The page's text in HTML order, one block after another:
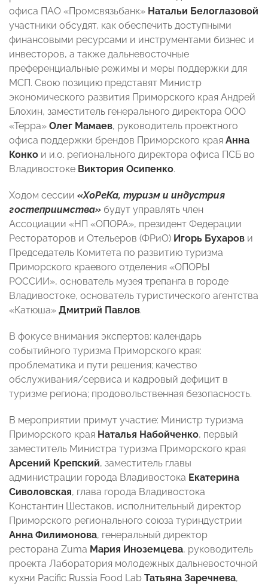
офиса ПАО «Промсвязьбанк» Натальи Белоглазовой
участники обсудят, как обеспечить доступными
финансовыми ресурсами и инструментами бизнес и
инвесторов, а также дальневосточные
преференциальные режимы и меры поддержки для
МСП. Свою позицию представят Министр
экономического развития Приморского края Андрей
Блохин, заместитель генерального директора ООО
«Терра» Олег Мамаев, руководитель проектного
офиса поддержки брендов Приморского края Анна
Конко и и.о. регионального директора офиса ПСБ во
Владивостоке Виктория Осипенко.
Ходом сессии «ХоРеКа, туризм и индустрия
гостеприимства» будут управлять член
Ассоциации «НП «ОПОРА», президент Федерации
Рестораторов и Отельеров (ФРиО) Игорь Бухаров и
Председатель Комитета по развитию туризма
Приморского краевого отделения «ОПОРЫ
РОССИИ», основатель музея трепанга в городе
Владивостоке, основатель туристического агентства
«Катюша» Дмитрий Павлов.
В фокусе внимания экспертов: календарь
событийного туризма Приморского края:
проблематика и пути решения; качество
обслуживания/сервиса и кадровый дефицит в
туризме региона; продовольственная безопасность.
В мероприятии примут участие: Министр туризма
Приморского края Наталья Набойченко, первый
заместитель Министра туризма Приморского края
Арсений Крепский, заместитель главы
администрации города Владивостока Екатерина
Сиволовская, глава города Владивостока
Константин Шестаков, исполнительный директор
Приморского регионального союза туриндустрии
Анна Филимонова, генеральный директор
ресторана Zuma Мария Иноземцева, руководитель
проекта Лаборатория молодежных дальневосточной
кухни Pacific Russia Food Lab Татьяна Заречнева,